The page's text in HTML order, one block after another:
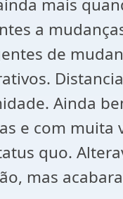
mais
a
de
Ainda
e com
quo.
mas